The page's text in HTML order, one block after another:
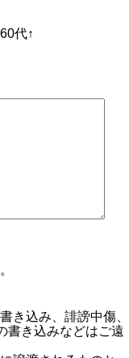
60代↑
き込み、誹謗中傷、
書き込みなどはご遠